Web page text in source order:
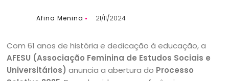
Afina Menina 21/11/2024
Com 61 anos de história e dedicação à educação, a
AFESU (Associação Feminina de Estudos Sociais e
Universitários) anuncia a abertura do Processo